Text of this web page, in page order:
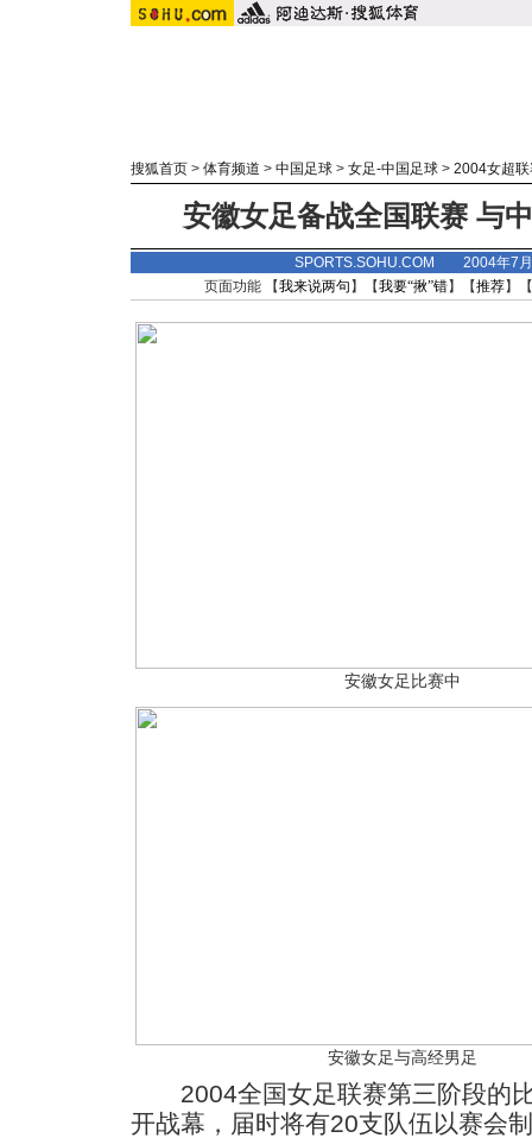
搜狐首页 > 体育频道 > 中国足球 > 女足-中国足球 > 2004女超联
安徽女足备战全国联赛 与
SPORTS.SOHU.COM 2004年7
页面功能 【我来说两句 】【我要“揪”错】【推荐】
安徽女足比赛中
安徽女足与高经男足
2004全国女足联赛第三阶段的
开战幕，届时将有20支队伍以赛会